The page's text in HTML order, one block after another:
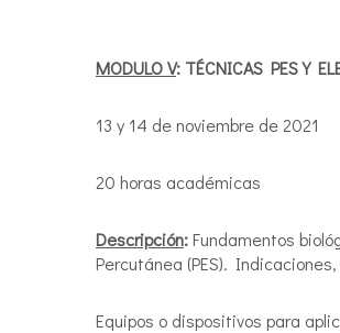
MODULO V: TÉCNICAS PES Y
13 y 14 de noviembre de 2021
20 horas académicas
Descripción:Fundamentos
Percutánea (PES).
Equipos o dispositivos para